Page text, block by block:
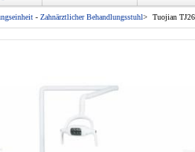
- Zahnärztlicher Behandlungsstuhl> Tuojian